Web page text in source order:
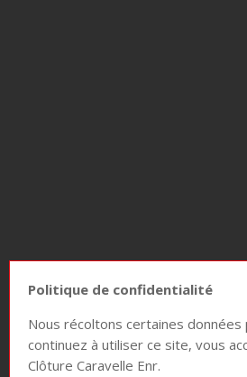
Politique de confidentialité
Nous récoltons certaines
continuez à utiliser ce site, vous
Clôture Caravelle Enr.